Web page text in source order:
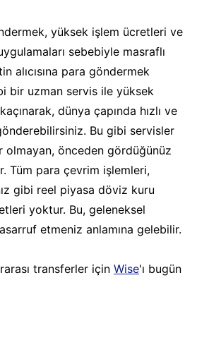
yüksek işlem ücretleri ve
sebebiyle masraflı
alıcısına para göndermek
bir uzman servis ile yüksek
dünya çapında hızlı ve
Bu gibi servisler
önceden gördüğünüz
Tüm para çevrim işlemleri,
gibi reel piyasa döviz kuru
yoktur. Bu, geleneksel
etmeniz anlamına gelebilir.
transferler için Wise'ı bugün